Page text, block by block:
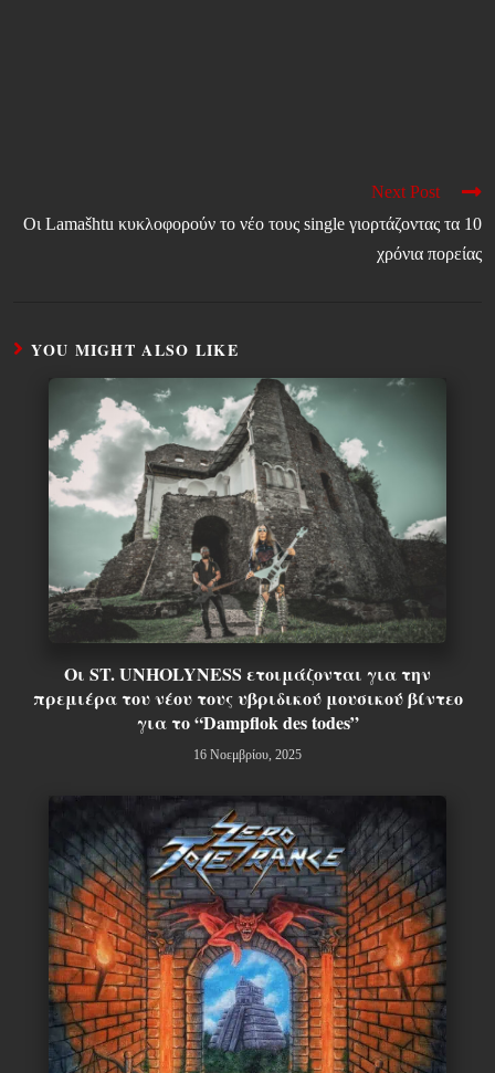
Next Post
Οι Lamašhtu κυκλοφορούν το νέο τους single γιορτάζοντας τα 10
χρόνια πορείας
YOU MIGHT ALSO LIKE
Οι ST. UNHOLYNESS ετοιμάζονται για την
πρεμιέρα του νέου τους υβριδικού μουσικού βίντεο
για το “Dampflok des todes”
16 Νοεμβρίου, 2025